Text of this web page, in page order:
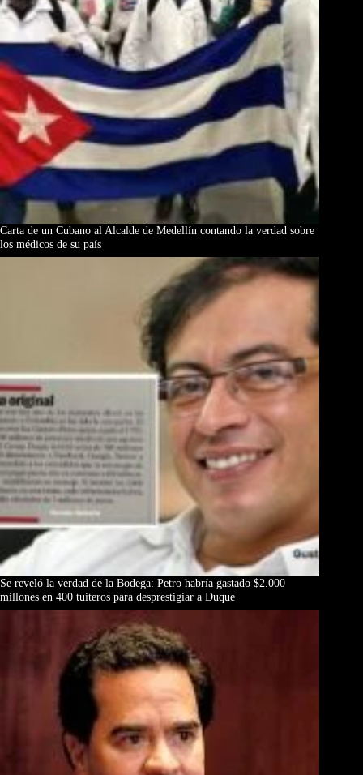
Carta de un Cubano al Alcalde de Medellín contando la verdad sobre
los médicos de su país
Se reveló la verdad de la Bodega: Petro habría gastado $2.000
millones en 400 tuiteros para desprestigiar a Duque